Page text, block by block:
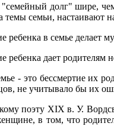
долг" шире,
семьи, настаивают
ребенка в семье делает
ребенка дает
- это бессмертие их
не учитывало бы их
поэту XIX в. У.
в том, что